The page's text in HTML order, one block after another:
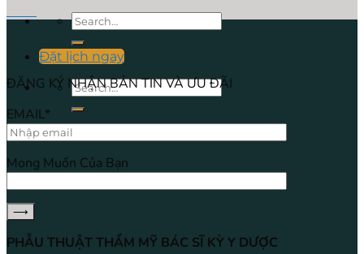
Đặt lịch ngay
ĐĂNG KÝ NHẬN BẢN TIN VÀ ƯU ĐÃI
EMAIL*
Mong Muốn Của Bạn
PHẪU THUẬT THẨM MỸ BÁC SĨ KỲ Y DƯỢC